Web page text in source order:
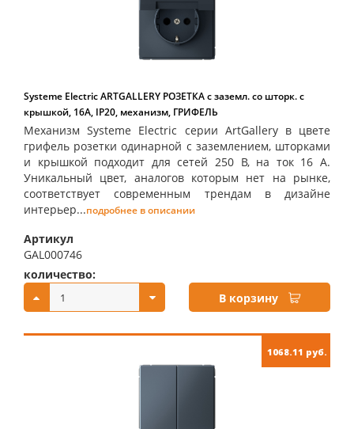
Systeme Electric ARTGALLERY РОЗЕТКА с заземл. со шторк. с
крышкой, 16А, IP20, механизм, ГРИФЕЛЬ
Механизм Systeme Electric серии ArtGallery в цвете
грифель розетки одинарной с заземлением, шторками
и крышкой подходит для сетей 250 В, на ток 16 А.
Уникальный цвет, аналогов которым нет на рынке,
соответствует современным трендам в дизайне
интерьер...подробнее в описании
Артикул
GAL000746
количество:
В корзину
1068.11 руб.